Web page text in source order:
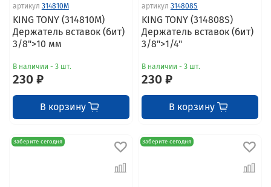
артикул 314810M
KING TONY (314810M)
Держатель вставок (бит)
3/8">10 мм
В наличии - 3 шт.
230 ₽
В корзину
артикул 314808S
KING TONY (314808S)
Держатель вставок (бит)
3/8">1/4"
В наличии - 3 шт.
230 ₽
В корзину
Заберите сегодня Заберите сегодня